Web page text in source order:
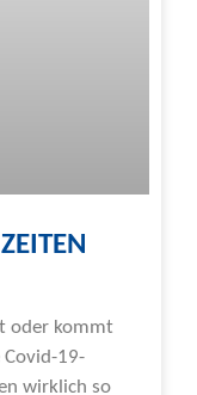
oder kommt
19-
wirklich so